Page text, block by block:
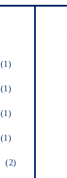
(1)
(1)
(1)
(1)
(2)